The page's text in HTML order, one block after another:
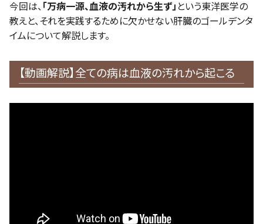
今回は、 「万病一源、血液の汚れから生ず」 という東洋医学の
教えと、それを実践するために欠かせない肝臓のゴールデンタ
イムについて解説します。
【動画解説】全ての病は血液の汚れから起こる